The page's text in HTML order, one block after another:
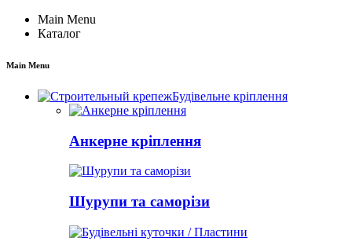
Main Menu
Каталог
Main Menu
Будівельне кріплення
Анкерне кріплення
Шурупи та саморізи